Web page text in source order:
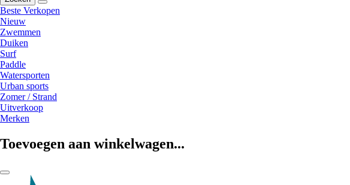
Beste Verkopen
Nieuw
Zwemmen
Duiken
Surf
Paddle
Watersporten
Urban sports
Zomer / Strand
Uitverkoop
Merken
Toevoegen aan winkelwagen...